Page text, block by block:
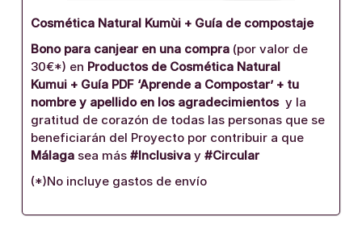
Cosmética Natural Kumùi + Guía de compostaje
Bono para canjear en una compra (por valor de
30€*) en Productos de Cosmética Natural
Kumui + Guía PDF ‘Aprende a Compostar’ + tu
nombre y apellido en los agradecimientosy la
gratitud de corazón de todas las personas que se
beneficiarán del Proyecto por contribuir a que
Málaga sea más #Inclusiva y #Circular
(*)No incluye gastos de envío